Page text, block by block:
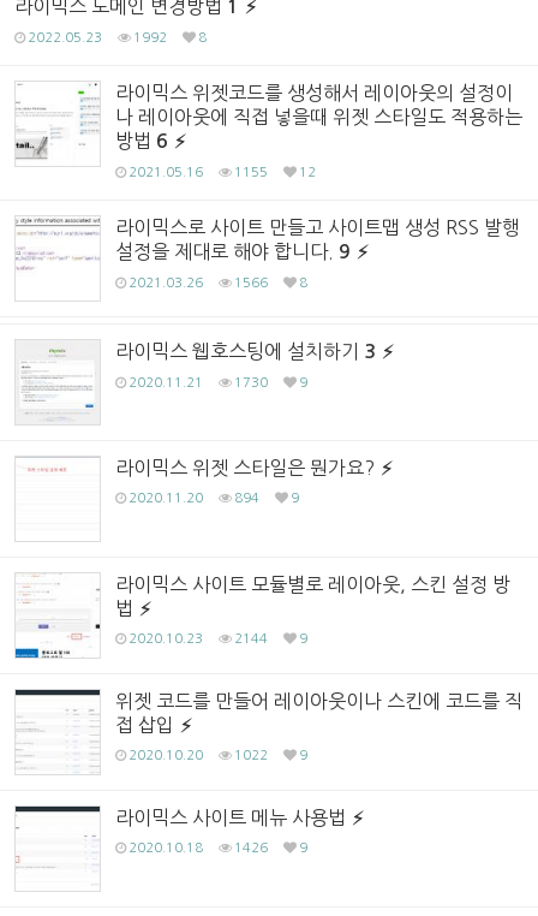
라이믹스 도메인 변경방법 1
2022.05.23 1992 8
라이믹스 위젯코드를 생성해서 레이아웃의 설정이
나 레이아웃에 직접 넣을때 위젯 스타일도 적용하는
방법 6
2021.05.16 1155 12
라이믹스로 사이트 만들고 사이트맵 생성 RSS 발행
설정을 제대로 해야 합니다. 9
2021.03.26 1566 8
라이믹스 웹호스팅에 설치하기 3
2020.11.21 1730 9
라이믹스 위젯 스타일은 뭔가요?
2020.11.20 894 9
라이믹스 사이트 모듈별로 레이아웃, 스킨 설정 방
법
2020.10.23 2144 9
위젯 코드를 만들어 레이아웃이나 스킨에 코드를 직
접 삽입
2020.10.20 1022 9
라이믹스 사이트 메뉴 사용법
2020.10.18 1426 9